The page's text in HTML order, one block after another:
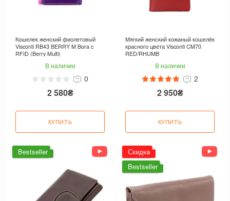
Кошелек женский фиолетовый
Visconti RB43 BERRY M Bora c
RFID (Berry Multi)
В наличии
0
2 580₴
КУПИТЬ
Мягкий женский кожаный кошелёк
красного цвета Visconti CM70
RED/RHUMB
В наличии
2
2 950₴
КУПИТЬ
Bestseller
Скидка
Bestseller